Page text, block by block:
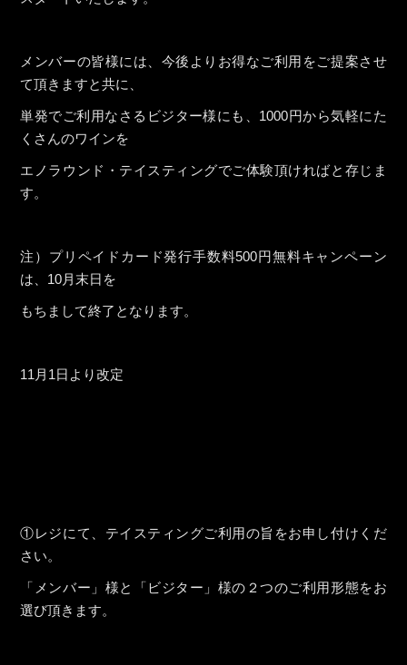
メンバーの皆様には、今後よりお得なご利用をご提案させ
て頂きますと共に、
単発でご利用なさるビジター様にも、1000円から気軽にた
くさんのワインを
エノラウンド・テイスティングでご体験頂ければと存じま
す。
注）プリペイドカード発行手数料500円無料キャンペーン
は、10月末日を
もちまして終了となります。
11月1日より改定
①レジにて、テイスティングご利用の旨をお申し付けくだ
さい。
「メンバー」様と「ビジター」様の２つのご利用形態をお
選び頂きます。